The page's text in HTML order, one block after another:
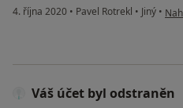
4. října 2020 • Pavel Rotrekl • Jiný •
Váš účet byl odstraněn